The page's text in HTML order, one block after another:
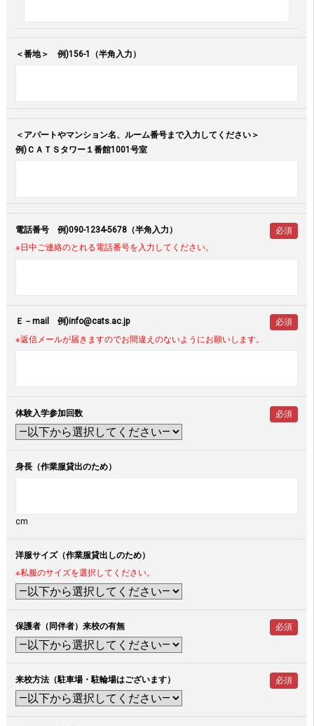
＜番地＞ 例)156-1（半角入力）
＜アパートやマンション名、ルーム番号まで入力してください＞
例)ＣＡＴＳタワー１番館1001号室
電話番号 例)090-1234-5678（半角入力）
必須
※日中ご連絡のとれる電話番号を入力してください。
Ｅ－mail 例)info@cats.ac.jp
必須
※返信メールが届きますのでお間違えのないようにお願いします。
体験入学参加回数 必須
身長（作業服貸出のため）
cm
洋服サイズ（作業服貸出しのため）
※私服のサイズを選択してください。
保護者（同伴者）来校の有無 必須
来校方法（駐車場・駐輪場はございます） 必須